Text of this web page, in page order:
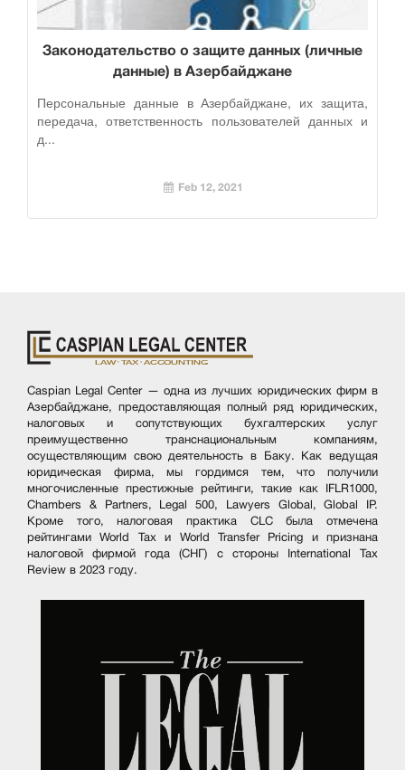
Законодательство о защите данных (личные
данные) в Азербайджане
Персональные данные в Азербайджане, их защита,
передача, ответственность пользователей данных и
д...
Feb 12, 2021
Caspian Legal Center — одна из лучших юридических фирм в
Азербайджане, предоставляющая полный ряд юридических,
налоговых и сопутствующих бухгалтерских услуг
преимущественно транснациональным компаниям,
осуществляющим свою деятельность в Баку. Как ведущая
юридическая фирма, мы гордимся тем, что получили
многочисленные престижные рейтинги, такие как IFLR1000,
Chambers & Partners, Legal 500, Lawyers Global, Global IP.
Кроме того, налоговая практика CLC была отмечена
рейтингами World Tax и World Transfer Pricing и признана
налоговой фирмой года (СНГ) с стороны International Tax
Review в 2023 году.